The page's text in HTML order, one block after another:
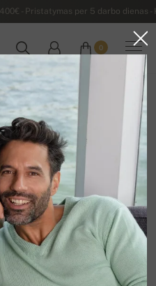
- Pristatymas per 5 darbo dienas
0